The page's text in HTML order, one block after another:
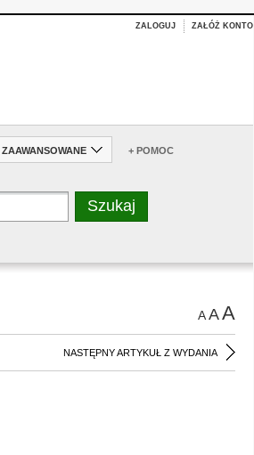
ZALOGUJ ZAŁÓŻ KONTO
ZAAWANSOWANE + POMOC
AAA
NASTĘPNY ARTYKUŁ Z WYDANIA